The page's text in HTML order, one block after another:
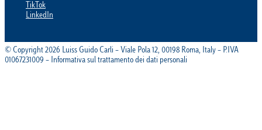
TikTok
LinkedIn
© Copyright 2026 Luiss Guido Carli – Viale Pola 12, 00198 Roma, Italy – P.IVA
01067231009 – Informativa sul trattamento dei dati personali